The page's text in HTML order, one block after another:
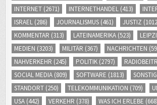
INTERNET (2671) INTERNETHANDEL (413)
ISRAEL (286) JOURNALISMUS (461) JUSTIZ
KOMMENTAR (313) LATEINAMERIKA (523)
MEDIEN (3203) MILITÄR (367) NACHRICHTEN
NAHVERKEHR (245) POLITIK (2797)
SOCIAL MEDIA (809) SOFTWARE (1813)
STANDORT (250) TELEKOMMUNIKATION (709)
USA (442) VERKEHR (378) WAS ICH ERLEBE